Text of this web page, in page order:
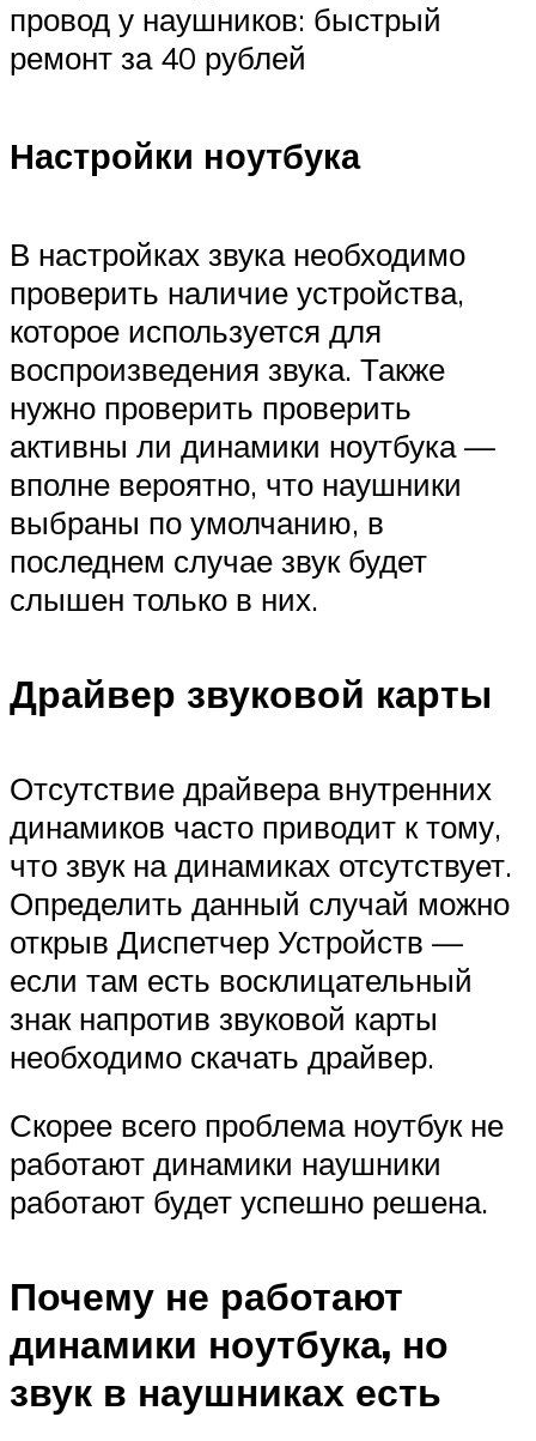
провод у наушников: быстрый
ремонт за 40 рублей
Настройки ноутбука
В настройках звука необходимо
проверить наличие устройства,
которое используется для
воспроизведения звука. Также
нужно проверить проверить
активны ли динамики ноутбука —
вполне вероятно, что наушники
выбраны по умолчанию, в
последнем случае звук будет
слышен только в них.
Драйвер звуковой карты
Отсутствие драйвера внутренних
динамиков часто приводит к тому,
что звук на динамиках отсутствует.
Определить данный случай можно
открыв Диспетчер Устройств —
если там есть восклицательный
знак напротив звуковой карты
необходимо скачать драйвер.
Скорее всего проблема ноутбук не
работают динамики наушники
работают будет успешно решена.
Почему не работают
динамики ноутбука, но
звук в наушниках есть